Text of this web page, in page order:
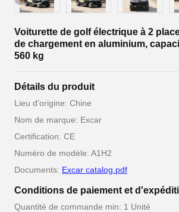
Voiturette de golf électrique à 2
de chargement en aluminium,
560 kg
Détails du produit
Lieu d'origine: Chine
Nom de marque: Excar
Certification: CE
Numéro de modèle: A1H2
Documents: Excar catalog.pdf
Conditions de paiement et
Quantité de commande min: 1 Unité